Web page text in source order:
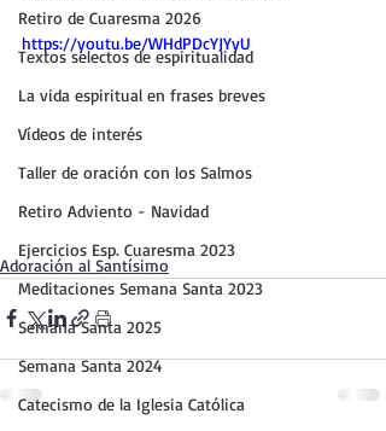
Retiro de Cuaresma 2026
Textos selectos de espiritualidad
La vida espiritual en frases breves
Vídeos de interés
Taller de oración con los Salmos
Retiro Adviento - Navidad
Ejercicios Esp. Cuaresma 2023
Meditaciones Semana Santa 2023
Semana Santa 2025
Semana Santa 2024
Catecismo de la Iglesia Católica
https://youtu.be/WHdPDcYJYyU
Adoración al Santísimo